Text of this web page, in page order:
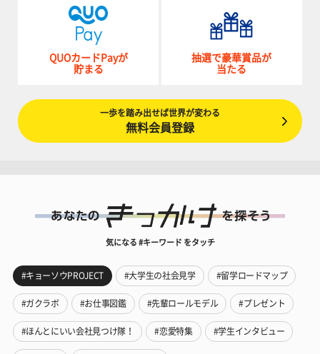
QUOカードPayが
貯まる
抽選で豪華賞品が
当たる
一歩を踏み出せば世界が変わる
無料会員登録
気になる #キーワード をタッチ
#キョーソウPROJECT #大学生の社会見学 #留学ロードマップ
#ガクラボ #お仕事図鑑 #先輩ロールモデル #プレゼント
#ほんとにいい会社見つけ隊！ #恋愛特集 #学生インタビュー